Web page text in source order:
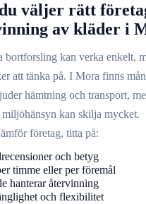
väljer rätt
av kläder i
bortforsling kan verka enkelt,
att tänka på. I Mora finns
hämtning och transport,
kan skilja mycket.
företag, titta på:
och betyg
timme eller per föremål
hanterar återvinning
och flexibilitet